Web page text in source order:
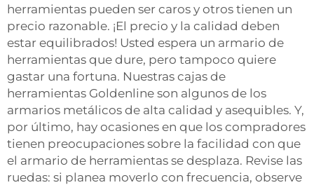
herramientas pueden ser caros y otros tienen un
precio razonable. ¡El precio y la calidad deben
estar equilibrados! Usted espera un armario de
herramientas que dure, pero tampoco quiere
gastar una fortuna. Nuestras cajas de
herramientas Goldenline son algunos de los
armarios metálicos de alta calidad y asequibles. Y,
por último, hay ocasiones en que los compradores
tienen preocupaciones sobre la facilidad con que
el armario de herramientas se desplaza. Revise las
ruedas: si planea moverlo con frecuencia, observe